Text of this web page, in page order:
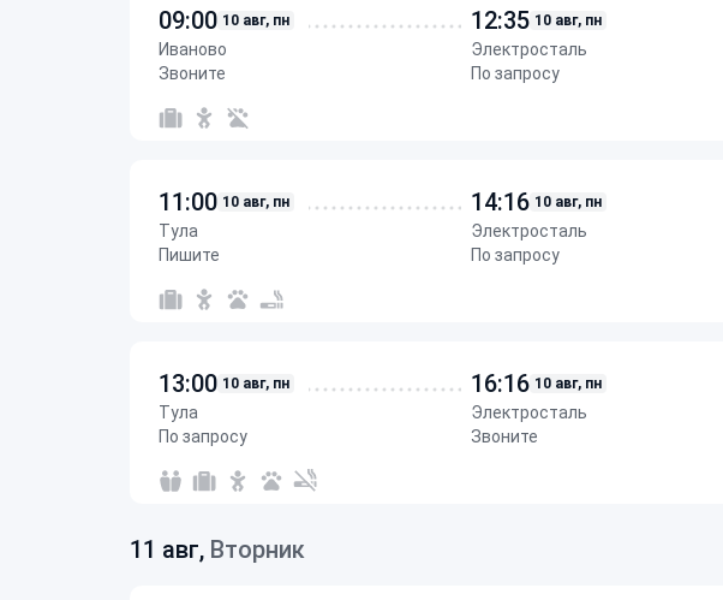
09:00 10 авг, пн
Иваново
Звоните
12:35 10 авг, пн
Электросталь
По запросу
11:00 10 авг, пн
Тула
Пишите
14:16 10 авг, пн
Электросталь
По запросу
13:00 10 авг, пн
Тула
По запросу
16:16 10 авг, пн
Электросталь
Звоните
11 авг, Вторник